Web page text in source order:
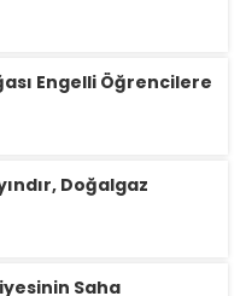
Engelli Öğrencilere
Doğalgaz
Saha